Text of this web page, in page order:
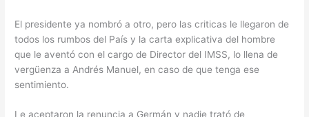
El presidente ya nombró a otro, pero las criticas le llegaron de
todos los rumbos del País y la carta explicativa del hombre
que le aventó con el cargo de Director del IMSS, lo llena de
vergüenza a Andrés Manuel, en caso de que tenga ese
sentimiento.
Le aceptaron la renuncia a Germán y nadie trató de